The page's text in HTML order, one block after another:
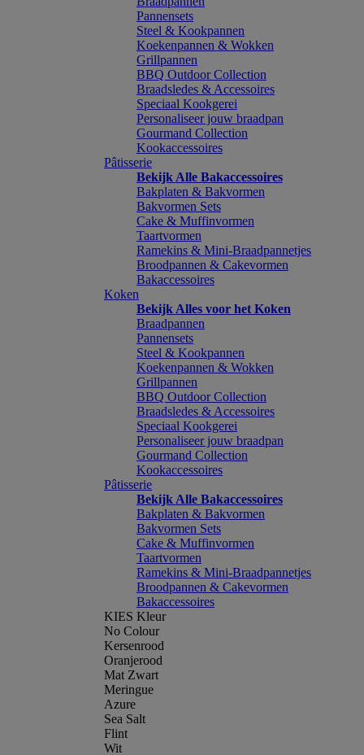
Pannensets
Steel & Kookpannen
Koekenpannen & Wokken
Grillpannen
BBQ Outdoor Collection
Braadsledes & Accessoires
Speciaal Kookgerei
Personaliseer jouw braadpan
Gourmand Collection
Kookaccessoires
Pâtisserie
Bekijk Alle Bakaccessoires
Bakplaten & Bakvormen
Bakvormen Sets
Cake & Muffinvormen
Taartvormen
Ramekins & Mini-Braadpannetjes
Broodpannen & Cakevormen
Bakaccessoires
Koken
Bekijk Alles voor het Koken
Braadpannen
Pannensets
Steel & Kookpannen
Koekenpannen & Wokken
Grillpannen
BBQ Outdoor Collection
Braadsledes & Accessoires
Speciaal Kookgerei
Personaliseer jouw braadpan
Gourmand Collection
Kookaccessoires
Pâtisserie
Bekijk Alle Bakaccessoires
Bakplaten & Bakvormen
Bakvormen Sets
Cake & Muffinvormen
Taartvormen
Ramekins & Mini-Braadpannetjes
Broodpannen & Cakevormen
Bakaccessoires
KIES Kleur
No Colour
Kersenrood
Oranjerood
Mat Zwart
Meringue
Azure
Sea Salt
Flint
Wit